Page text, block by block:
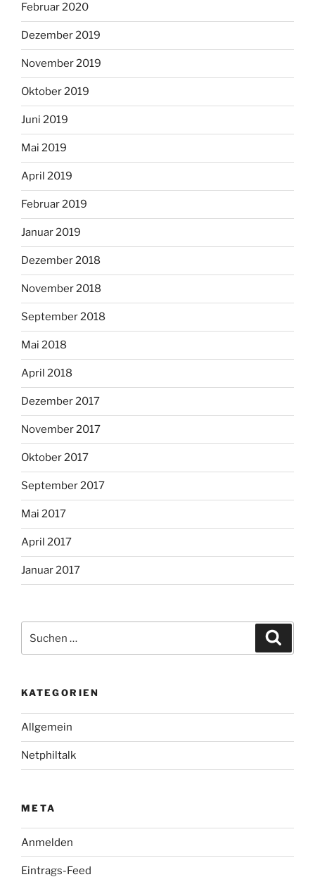
Februar 2020
Dezember 2019
November 2019
Oktober 2019
Juni 2019
Mai 2019
April 2019
Februar 2019
Januar 2019
Dezember 2018
November 2018
September 2018
Mai 2018
April 2018
Dezember 2017
November 2017
Oktober 2017
September 2017
Mai 2017
April 2017
Januar 2017
nach:
KATEGORIEN
Allgemein
Netphiltalk
META
Anmelden
Eintrags-Feed